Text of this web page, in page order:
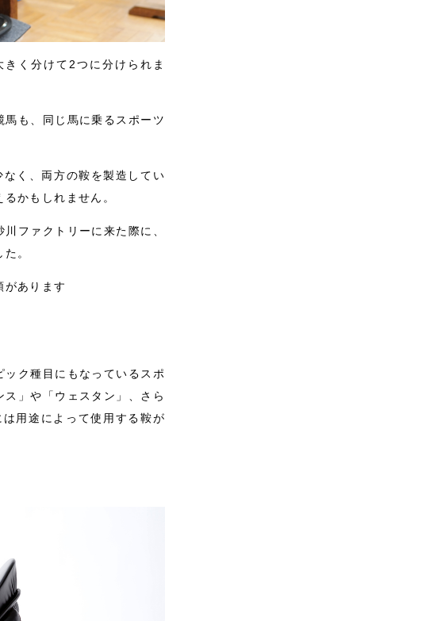
く分けて2つに分けられま
も、同じ馬に乗るスポーツ
く、両方の鞍を製造してい
かもしれません。
ファクトリーに来た際に、
。
があります
ク種目にもなっているスポ
」や「ウェスタン」、さら
用途によって使用する鞍が